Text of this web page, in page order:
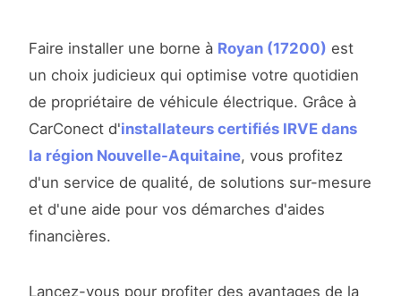
Faire installer une borne à Royan (17200) est
un choix judicieux qui optimise votre quotidien
de propriétaire de véhicule électrique. Grâce à
CarConect d'installateurs certifiés IRVE dans
la région Nouvelle-Aquitaine, vous profitez
d'un service de qualité, de solutions sur-mesure
et d'une aide pour vos démarches d'aides
financières.
Lancez-vous pour profiter des avantages de la